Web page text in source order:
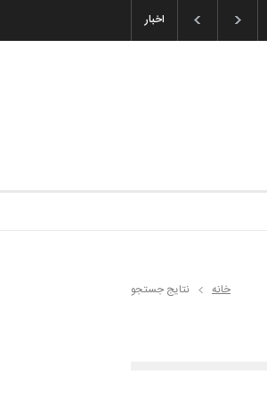
اخبار
گزارش تصویری آیین اختتامیه و اهدای جوایز سوم…
خانه نتایج جستجو